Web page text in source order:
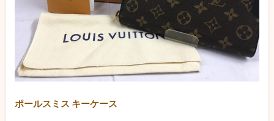
ポールスミス キーケース